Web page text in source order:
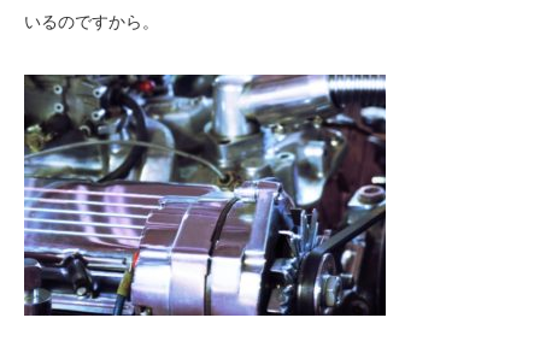
いるのですから。